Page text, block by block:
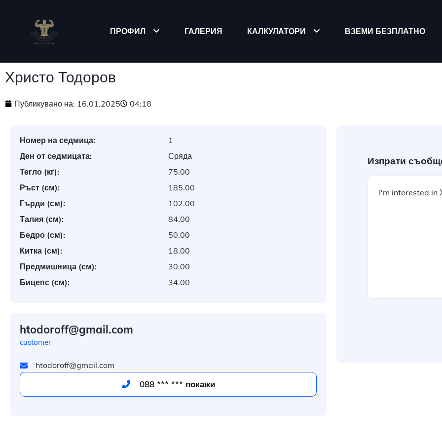
ПРОФИЛ ГАЛЕРИЯ КАЛКУЛАТОРИ ВЗЕМИ БЕЗПЛАТНО
Христо Тодоров
Публикувано на: 16.01.2025 04:18
Номер на седмица:
1
Ден от седмицата:
Сряда
Тегло (кг):
75.00
Ръст (см):
185.00
Гърди (см):
102.00
Талия (см):
84.00
Бедро (см):
50.00
Китка (см):
18.00
Предмишница (см):
30.00
Бицепс (см):
34.00
htodoroff@gmail.com
customer
htodoroff@gmail.com
088 *** *** покажи
Изпрати